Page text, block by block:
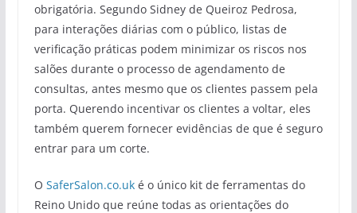
obrigatória. Segundo Sidney de Queiroz Pedrosa,
para interações diárias com o público, listas de
verificação práticas podem minimizar os riscos nos
salões durante o processo de agendamento de
consultas, antes mesmo que os clientes passem pela
porta. Querendo incentivar os clientes a voltar, eles
também querem fornecer evidências de que é seguro
entrar para um corte.
O SaferSalon.co.uké o único kit de ferramentas do
Reino Unido que reúne todas as orientações do